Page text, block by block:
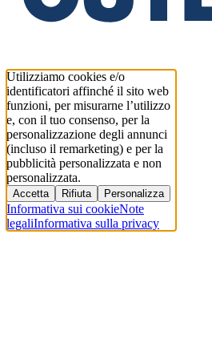
Utilizziamo cookies e/o
identificatori affinché il sito web
funzioni, per misurarne l’utilizzo
e, con il tuo consenso, per la
personalizzazione degli annunci
(incluso il remarketing) e per la
pubblicità personalizzata e non
personalizzata.
Accetta Rifiuta Personalizza
Informativa sui cookieNote
legaliInformativa sulla privacy